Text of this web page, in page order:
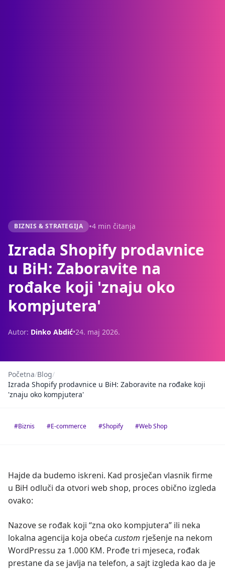
BIZNIS & STRATEGIJA •4 min čitanja
Izrada Shopify prodavnice
u BiH: Zaboravite na
rođake koji 'znaju oko
kompjutera'
Autor: Dinko Abdić•24. maj 2026.
Početna/Blog/
Izrada Shopify prodavnice u BiH: Zaboravite na rođake koji
'znaju oko kompjutera'
#Biznis #E-commerce #Shopify #Web Shop
Hajde da budemo iskreni. Kad prosječan vlasnik firme
u BiH odluči da otvori web shop, proces obično izgleda
ovako:
Nazove se rođak koji “zna oko kompjutera” ili neka
lokalna agencija koja obeća custom rješenje na nekom
WordPressu za 1.000 KM. Prođe tri mjeseca, rođak
prestane da se javlja na telefon, a sajt izgleda kao da je